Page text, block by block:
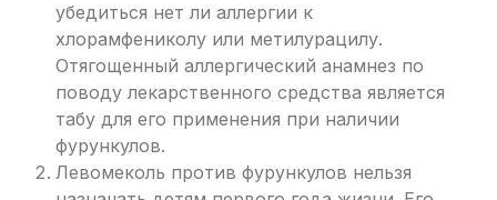
убедиться нет ли аллергии к
хлорамфениколу или метилурацилу.
Отягощенный аллергический анамнез по
поводу лекарственного средства является
табу для его применения при наличии
фурункулов.
Левомеколь против фурункулов нельзя